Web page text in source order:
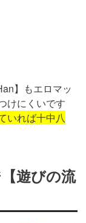
】もエロマッ
けにくいです
いれば十中八
遊びの流